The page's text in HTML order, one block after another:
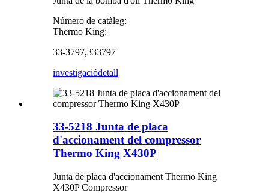
Número de catàleg:
Thermo King:
33-3797,333797
investigaciódetall
33-5218 Junta de placa
d'accionament del compressor
Thermo King X430P
Junta de placa d'accionament Thermo King
X430P Compressor